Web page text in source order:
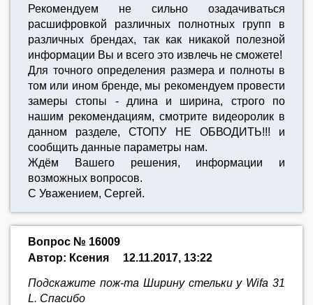
Рекомендуем не сильно озадачиваться
расшифровкой различных полнотных групп в
различных брендах, так как никакой полезной
информации Вы и всего это извлечь не сможете!
Для точного определения размера и полноты в
том или ином бренде, мы рекомендуем провести
замеры стопы - длина и ширина, строго по
нашим рекомендациям, смотрите видеоролик в
данном разделе, СТОПУ НЕ ОБВОДИТЬ!!! и
сообщить данные параметры нам.
Ждём Вашего решения, информации и
возможных вопросов.
С Уважением, Сергей.
Вопрос № 16009
Автор: Ксения
12.11.2017, 13:22
Подскажите пож-та Ширину стельки у Wifa 31
L. Спасибо